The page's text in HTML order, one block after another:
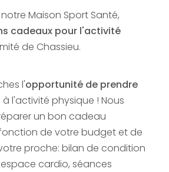
notre Maison Sport Santé,
cadeaux pour l'activité
de Chassieu.
l'opportunité de prendre
l'activité physique ! Nous
un bon cadeau
de votre budget et de
proche: bilan de condition
cardio, séances